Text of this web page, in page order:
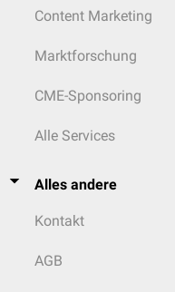
Content Marketing
Marktforschung
CME-Sponsoring
Alle Services
Alles andere
Kontakt
AGB